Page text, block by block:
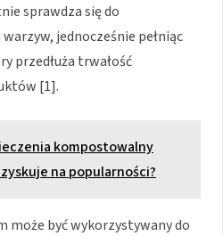
sprawdza się do
jednocześnie pełniąc
przedłuża trwałość
[1].
kompostowalny
na popularności?
może być wykorzystywany do